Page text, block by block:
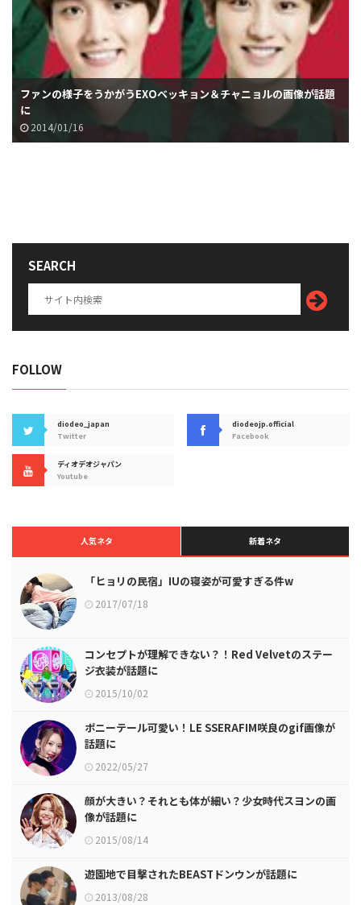
ファンの様子をうかがうEXOベッキョン＆チャニョルの画像が話題
に
2014/01/16
SEARCH
FOLLOW
diodeo_japan
Twitter
diodeojp.official
Facebook
ディオデオジャパン
Youtube
人気ネタ 新着ネタ
「ヒョリの民宿」IUの寝姿が可愛すぎる件w
2017/07/18
コンセプトが理解できない？！Red Velvetのステー
ジ衣装が話題に
2015/10/02
ポニーテール可愛い！LE SSERAFIM咲良のgif画像が
話題に
2022/05/27
顔が大きい？それとも体が細い？少女時代スヨンの画
像が話題に
2015/08/14
遊園地で目撃されたBEASTドンウンが話題に
2013/08/28